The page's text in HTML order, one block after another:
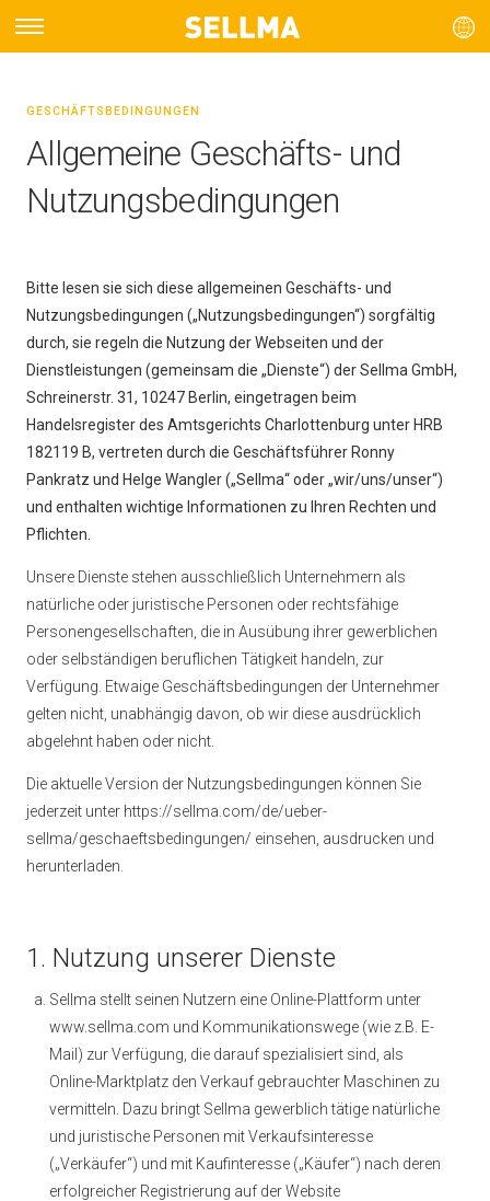
GESCHÄFTSBEDINGUNGEN
Allgemeine Geschäfts- und
Nutzungsbedingungen
Bitte lesen sie sich diese allgemeinen Geschäfts- und
Nutzungsbedingungen („Nutzungsbedingungen“) sorgfältig
durch, sie regeln die Nutzung der Webseiten und der
Dienstleistungen (gemeinsam die „Dienste“) der Sellma GmbH,
Schreinerstr. 31, 10247 Berlin, eingetragen beim
Handelsregister des Amtsgerichts Charlottenburg unter HRB
182119 B, vertreten durch die Geschäftsführer Ronny
Pankratz und Helge Wangler („Sellma“ oder „wir/uns/unser“)
und enthalten wichtige Informationen zu Ihren Rechten und
Pflichten.
Unsere Dienste stehen ausschließlich Unternehmern als
natürliche oder juristische Personen oder rechtsfähige
Personengesellschaften, die in Ausübung ihrer gewerblichen
oder selbständigen beruflichen Tätigkeit handeln, zur
Verfügung. Etwaige Geschäftsbedingungen der Unternehmer
gelten nicht, unabhängig davon, ob wir diese ausdrücklich
abgelehnt haben oder nicht.
Die aktuelle Version der Nutzungsbedingungen können Sie
jederzeit unter https://sellma.com/de/ueber-
sellma/geschaeftsbedingungen/ einsehen, ausdrucken und
herunterladen.
1. Nutzung unserer Dienste
Sellma stellt seinen Nutzern eine Online-Plattform unter
www.sellma.com und Kommunikationswege (wie z.B. E-
Mail) zur Verfügung, die darauf spezialisiert sind, als
Online-Marktplatz den Verkauf gebrauchter Maschinen zu
vermitteln. Dazu bringt Sellma gewerblich tätige natürliche
und juristische Personen mit Verkaufsinteresse
(„Verkäufer“) und mit Kaufinteresse („Käufer“) nach deren
erfolgreicher Registrierung auf der Website